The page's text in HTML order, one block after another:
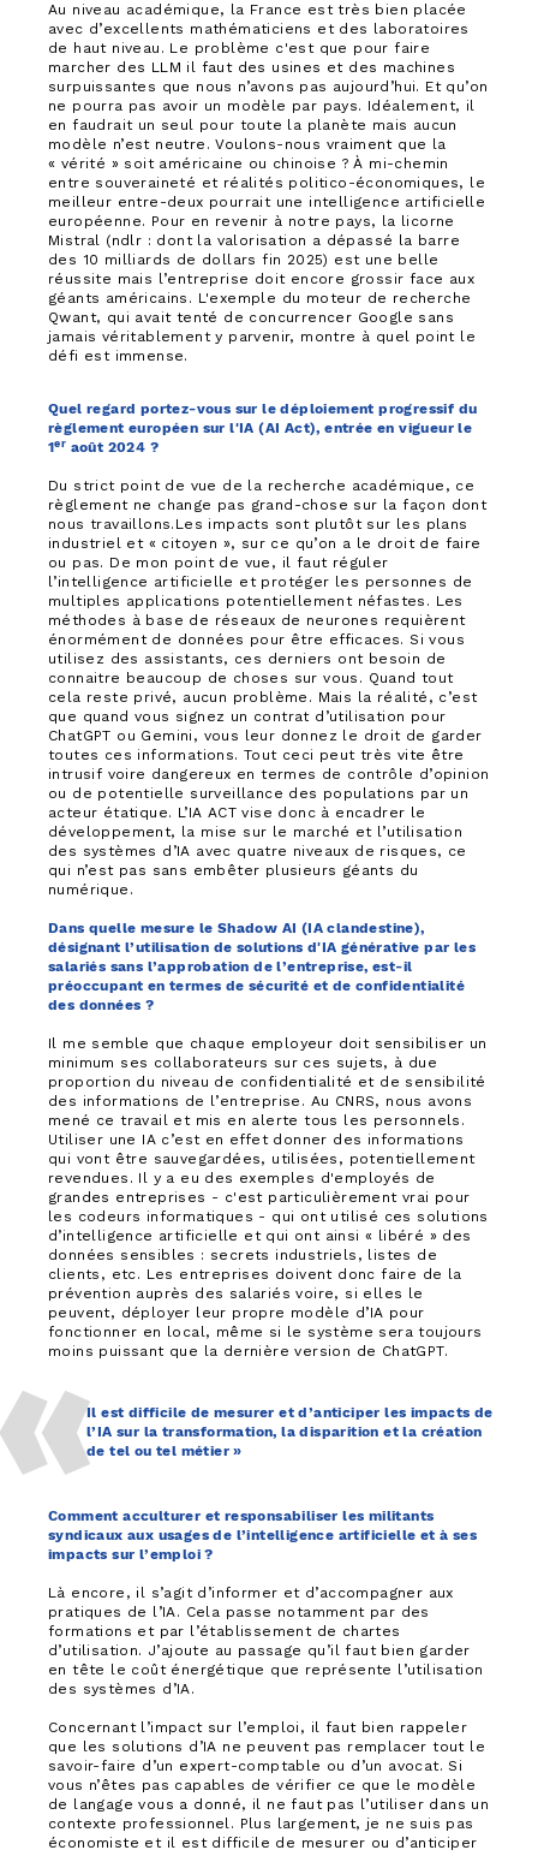
Au niveau académique, la France est très bien placée
avec d’excellents mathématiciens et des laboratoires
de haut niveau. Le problème c'est que pour faire
marcher des LLM il faut des usines et des machines
surpuissantes que nous n’avons pas aujourd’hui. Et qu’on
ne pourra pas avoir un modèle par pays. Idéalement, il
en faudrait un seul pour toute la planète mais aucun
modèle n’est neutre. Voulons-nous vraiment que la
« vérité » soit américaine ou chinoise ? À mi-chemin
entre souveraineté et réalités politico-économiques, le
meilleur entre-deux pourrait une intelligence artificielle
européenne. Pour en revenir à notre pays, la licorne
Mistral (ndlr : dont la valorisation a dépassé la barre
des 10 milliards de dollars fin 2025) est une belle
réussite mais l’entreprise doit encore grossir face aux
géants américains. L'exemple du moteur de recherche
Qwant, qui avait tenté de concurrencer Google sans
jamais véritablement y parvenir, montre à quel point le
défi est immense.
Quel regard portez-vous sur le déploiement progressif du
règlement européen sur l'IA (AI Act), entrée en vigueur le
1er août 2024 ?
Du strict point de vue de la recherche académique, ce
règlement ne change pas grand-chose sur la façon dont
nous travaillons.Les impacts sont plutôt sur les plans
industriel et « citoyen », sur ce qu’on a le droit de faire
ou pas. De mon point de vue, il faut réguler
l’intelligence artificielle et protéger les personnes de
multiples applications potentiellement néfastes. Les
méthodes à base de réseaux de neurones requièrent
énormément de données pour être efficaces. Si vous
utilisez des assistants, ces derniers ont besoin de
connaitre beaucoup de choses sur vous. Quand tout
cela reste privé, aucun problème. Mais la réalité, c’est
que quand vous signez un contrat d’utilisation pour
ChatGPT ou Gemini, vous leur donnez le droit de garder
toutes ces informations. Tout ceci peut très vite être
intrusif voire dangereux en termes de contrôle d’opinion
ou de potentielle surveillance des populations par un
acteur étatique. L’IA ACT vise donc à encadrer le
développement, la mise sur le marché et l’utilisation
des systèmes d’IA avec quatre niveaux de risques, ce
qui n’est pas sans embêter plusieurs géants du
numérique.
Dans quelle mesure le Shadow AI (IA clandestine),
désignant l’utilisation de solutions d'IA générative par les
salariés sans l’approbation de l’entreprise, est-il
préoccupant en termes de sécurité et de confidentialité
des données ?
Il me semble que chaque employeur doit sensibiliser un
minimum ses collaborateurs sur ces sujets, à due
proportion du niveau de confidentialité et de sensibilité
des informations de l’entreprise. Au CNRS, nous avons
mené ce travail et mis en alerte tous les personnels.
Utiliser une IA c’est en effet donner des informations
qui vont être sauvegardées, utilisées, potentiellement
revendues. Il y a eu des exemples d'employés de
grandes entreprises - c'est particulièrement vrai pour
les codeurs informatiques - qui ont utilisé ces solutions
d’intelligence artificielle et qui ont ainsi « libéré » des
données sensibles : secrets industriels, listes de
clients, etc. Les entreprises doivent donc faire de la
prévention auprès des salariés voire, si elles le
peuvent, déployer leur propre modèle d’IA pour
fonctionner en local, même si le système sera toujours
moins puissant que la dernière version de ChatGPT.
Il est difficile de mesurer et d’anticiper les impacts de
l’IA sur la transformation, la disparition et la création
de tel ou tel métier »
Comment acculturer et responsabiliser les militants
syndicaux aux usages de l’intelligence artificielle et à ses
impacts sur l’emploi ?
Là encore, il s’agit d’informer et d’accompagner aux
pratiques de l’IA. Cela passe notamment par des
formations et par l’établissement de chartes
d’utilisation. J’ajoute au passage qu’il faut bien garder
en tête le coût énergétique que représente l’utilisation
des systèmes d’IA.
Concernant l’impact sur l’emploi, il faut bien rappeler
que les solutions d’IA ne peuvent pas remplacer tout le
savoir-faire d’un expert-comptable ou d’un avocat. Si
vous n’êtes pas capables de vérifier ce que le modèle
de langage vous a donné, il ne faut pas l’utiliser dans un
contexte professionnel. Plus largement, je ne suis pas
économiste et il est difficile de mesurer ou d’anticiper